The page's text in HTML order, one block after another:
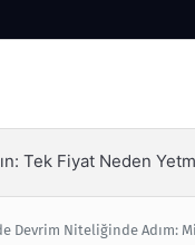
Devrim Niteliğinde